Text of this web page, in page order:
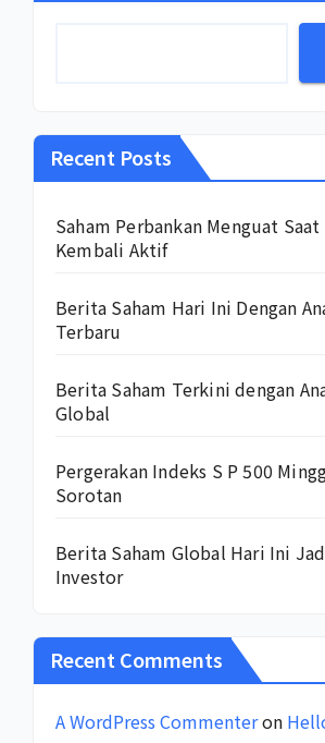
Recent Posts
Saham Perbankan Menguat
Kembali Aktif
Berita Saham Hari Ini Dengan
Terbaru
Berita Saham Terkini dengan
Global
Pergerakan Indeks S P 500
Sorotan
Berita Saham Global Hari Ini
Investor
Recent Comments
A WordPress Commenteron